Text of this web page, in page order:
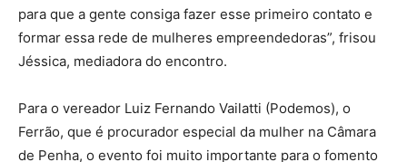
para que a gente consiga fazer esse primeiro contato e
formar essa rede de mulheres empreendedoras”, frisou
Jéssica, mediadora do encontro.
Para o vereador Luiz Fernando Vailatti (Podemos), o
Ferrão, que é procurador especial da mulher na Câmara
de Penha, o evento foi muito importante para o fomento